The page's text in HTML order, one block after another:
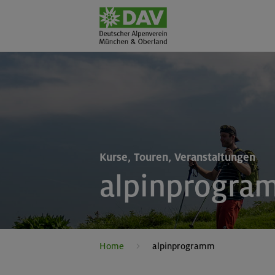
Kurse, Touren, Veranstaltungen
Home alpinprogramm